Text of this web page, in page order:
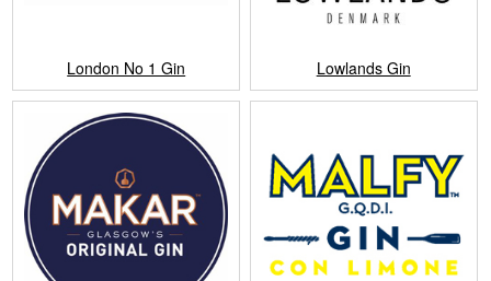
London No 1 Gin Lowlands Gin